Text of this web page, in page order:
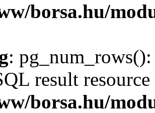
borsa.hu/
:
result
borsa.hu/